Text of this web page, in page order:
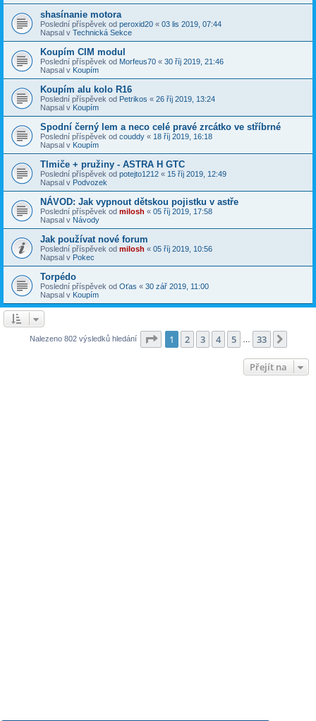
shasínanie motora
Poslední příspěvek od peroxid20 « 03 lis 2019, 07:44
Napsal v Technická Sekce
Koupím CIM modul
Poslední příspěvek od Morfeus70 « 30 říj 2019, 21:46
Napsal v Koupím
Koupím alu kolo R16
Poslední příspěvek od Petrikos « 26 říj 2019, 13:24
Napsal v Koupím
Spodní černý lem a neco celé pravé zrcátko ve stříbrné
Poslední příspěvek od couddy « 18 říj 2019, 16:18
Napsal v Koupím
Tlmiče + pružiny - ASTRA H GTC
Poslední příspěvek od potejto1212 « 15 říj 2019, 12:49
Napsal v Podvozek
NÁVOD: Jak vypnout dětskou pojistku v astře
Poslední příspěvek od milosh « 05 říj 2019, 17:58
Napsal v Návody
Jak používat nové forum
Poslední příspěvek od milosh « 05 říj 2019, 10:56
Napsal v Pokec
Torpédo
Poslední příspěvek od Oťas « 30 zář 2019, 11:00
Napsal v Koupím
Nalezeno 802 výsledků hledání Stránka z 33
1 2 3 4 5 33
Přejít na